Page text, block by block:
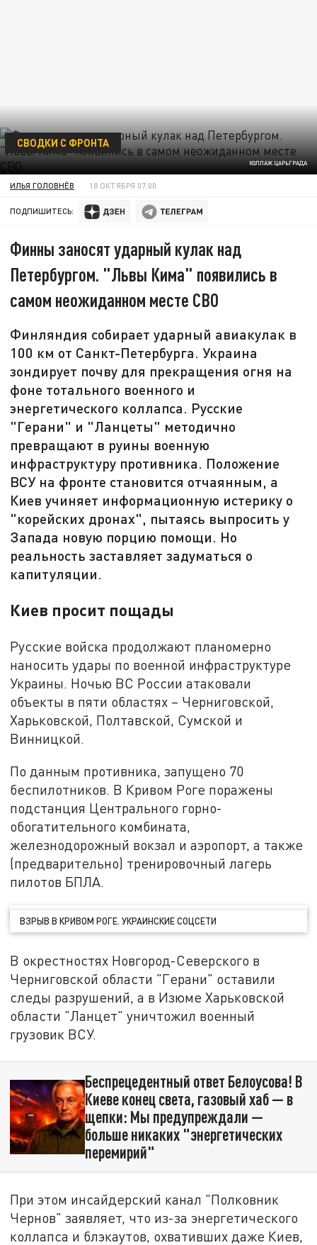
КОЛЛАЖ ЦАРЬГРАДА
СВОДКИ С ФРОНТА
ИЛЬЯ ГОЛОВНЁВ 18 ОКТЯБРЯ 07:00
ПОДПИШИТЕСЬ:
Финны заносят ударный кулак над
Петербургом. "Львы Кима" появились в
самом неожиданном месте СВО
Финляндия собирает ударный авиакулак в
100 км от Санкт-Петербурга. Украина
зондирует почву для прекращения огня на
фоне тотального военного и
энергетического коллапса. Русские
"Герани" и "Ланцеты" методично
превращают в руины военную
инфраструктуру противника. Положение
ВСУ на фронте становится отчаянным, а
Киев учиняет информационную истерику о
"корейских дронах", пытаясь выпросить у
Запада новую порцию помощи. Но
реальность заставляет задуматься о
капитуляции.
Киев просит пощады
Русские войска продолжают планомерно
наносить удары по военной инфраструктуре
Украины. Ночью ВС России атаковали
объекты в пяти областях – Черниговской,
Харьковской, Полтавской, Сумской и
Винницкой.
По данным противника, запущено 70
беспилотников. В Кривом Роге поражены
подстанция Центрального горно-
обогатительного комбината,
железнодорожный вокзал и аэропорт, а также
(предварительно) тренировочный лагерь
пилотов БПЛА.
ВЗРЫВ В КРИВОМ РОГЕ. УКРАИНСКИЕ СОЦСЕТИ
В окрестностях Новгород-Северского в
Черниговской области "Герани" оставили
следы разрушений, а в Изюме Харьковской
области "Ланцет" уничтожил военный
грузовик ВСУ.
Беспрецедентный ответ Белоусова! В
Киеве конец света, газовый хаб — в
щепки: Мы предупреждали —
больше никаких "энергетических
перемирий"
При этом инсайдерский канал "Полковник
Чернов" заявляет, что из-за энергетического
коллапса и блэкаутов, охвативших даже Киев,